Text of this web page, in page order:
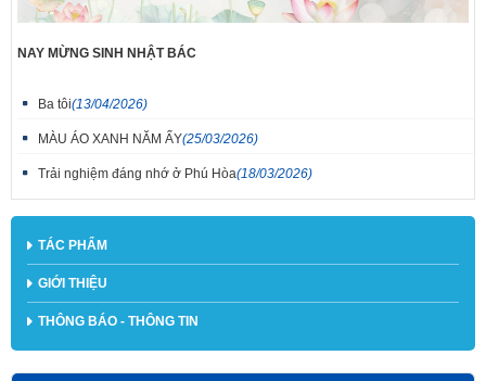
NAY MỪNG SINH NHẬT BÁC
Ba tôi(13/04/2026)
MÀU ÁO XANH NĂM ẤY(25/03/2026)
Trải nghiệm đáng nhớ ở Phú Hòa(18/03/2026)
TÁC PHẨM
GIỚI THIỆU
THÔNG BÁO - THÔNG TIN